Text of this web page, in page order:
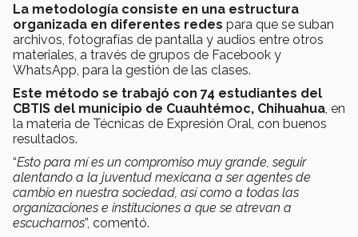
La metodología consiste en una estructura
organizada en diferentes redes para que se suban
archivos, fotografías de pantalla y audios entre otros
materiales, a través de grupos de Facebook y
WhatsApp, para la gestión de las clases.
Este método se trabajó con 74 estudiantes del
CBTIS del municipio de Cuauhtémoc, Chihuahua , en
la materia de Técnicas de Expresión Oral, con buenos
resultados.
“Esto para mí es un compromiso muy grande, seguir
alentando a la juventud mexicana a ser agentes de
cambio en nuestra sociedad, así como a todas las
organizaciones e instituciones a que se atrevan a
escucharnos”, comentó.